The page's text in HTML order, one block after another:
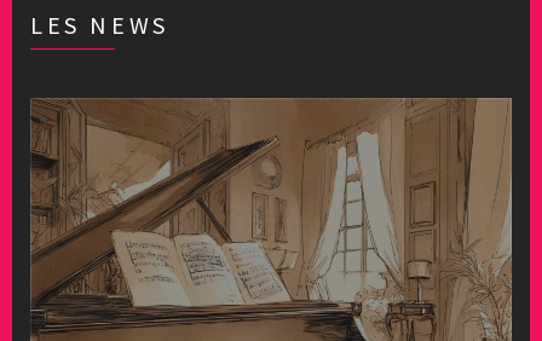
LES NEWS